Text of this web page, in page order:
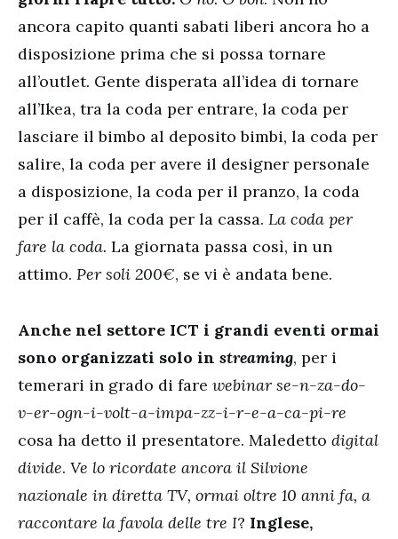
ancora capito quanti sabati liberi ancora ho a
disposizione prima che si possa tornare
all’outlet. Gente disperata all’idea di tornare
all’Ikea, tra la coda per entrare, la coda per
lasciare il bimbo al deposito bimbi, la coda per
salire, la coda per avere il designer personale
a disposizione, la coda per il pranzo, la coda
per il caffè, la coda per la cassa. La coda per
fare la coda. La giornata passa così, in un
attimo. Per soli 200€, se vi è andata bene.
Anche nel settore ICT i grandi eventi ormai
sono organizzati solo in streaming, per i
temerari in grado di fare webinar se-n-za-do-
v-er-ogn-i-volt-a-impa-zz-i-r-e-a-ca-pi-re
cosa ha detto il presentatore. Maledetto digital
divide. Ve lo ricordate ancora il Silvione
nazionale in diretta TV, ormai oltre 10 anni fa, a
raccontare la favola delle tre I? Inglese,